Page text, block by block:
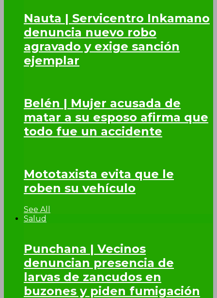
Nauta | Servicentro Inkamano
denuncia nuevo robo
agravado y exige sanción
ejemplar
Belén | Mujer acusada de
matar a su esposo afirma que
todo fue un accidente
Mototaxista evita que le
roben su vehículo
See All
Salud
Punchana | Vecinos
denuncian presencia de
larvas de zancudos en
buzones y piden fumigación